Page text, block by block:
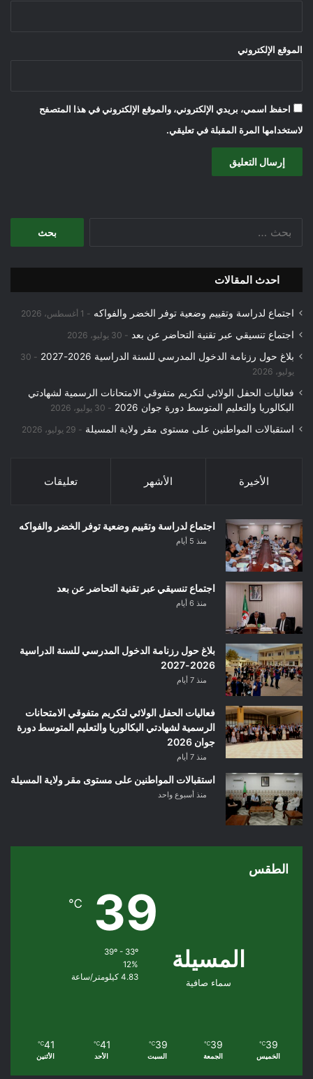
الموقع الإلكتروني
احفظ اسمي، بريدي الإلكتروني، والموقع الإلكتروني في هذا المتصفح
لاستخدامها المرة المقبلة في تعليقي.
احدث المقالات
اجتماع لدراسة وتقييم وضعية توفر الخضر والفواكه 1 أغسطس، 2026
اجتماع تنسيقي عبر تقنية التحاضر عن بعد 30 يوليو، 2026
بلاغ حول رزنامة الدخول المدرسي للسنة الدراسية 2026-2027
30
يوليو، 2026
فعاليات الحفل الولائي لتكريم متفوقي الامتحانات الرسمية لشهادتي
البكالوريا والتعليم المتوسط دورة جوان 2026
30 يوليو، 2026
استقبالات المواطنين على مستوى مقر ولاية المسيلة 29 يوليو، 2026
الأخيرة الأشهر تعليقات
اجتماع لدراسة وتقييم وضعية توفر الخضر والفواكه
منذ 5 أيام
اجتماع تنسيقي عبر تقنية التحاضر عن بعد
منذ 6 أيام
بلاغ حول رزنامة الدخول المدرسي للسنة الدراسية
2026-2027
منذ 7 أيام
فعاليات الحفل الولائي لتكريم متفوقي الامتحانات
الرسمية لشهادتي البكالوريا والتعليم المتوسط دورة
جوان 2026
منذ 7 أيام
استقبالات المواطنين على مستوى مقر ولاية المسيلة
منذ أسبوع واحد
الطقس
المسيلة
سماء صافية
39
℃
39º - 33º
12%
4.83 كيلومتر/ساعة
39
℃
الخميس
39
℃
الجمعة
39
℃
السبت
41
℃
الأحد
41
℃
الأثنين